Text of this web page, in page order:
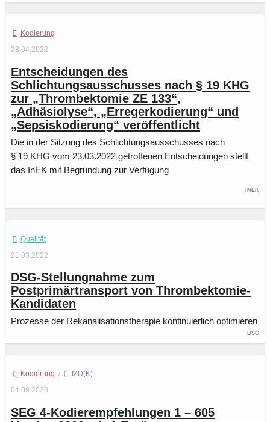
Kodierung
28.04.2022
Entscheidungen des
Schlichtungsausschusses nach § 19 KHG
zur „Thrombektomie ZE 133“,
„Adhäsiolyse“, „Erregerkodierung“ und
„Sepsiskodierung“ veröffentlicht
Die in der Sitzung des Schlichtungsausschusses nach
§ 19 KHG vom 23.03.2022 getroffenen Entscheidungen stellt
das InEK mit Begründung zur Verfügung
InEK
Qualität
21.03.2022
DSG-Stellungnahme zum
Postprimärtransport von Thrombektomie-
Kandidaten
Prozesse der Rekanalisationstherapie kontinuierlich optimieren
DSG
Kodierung /
MD(K)
04.09.2020
SEG 4-Kodierempfehlungen 1 – 605